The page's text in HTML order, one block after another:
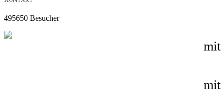
495650 Besucher
mit
mit